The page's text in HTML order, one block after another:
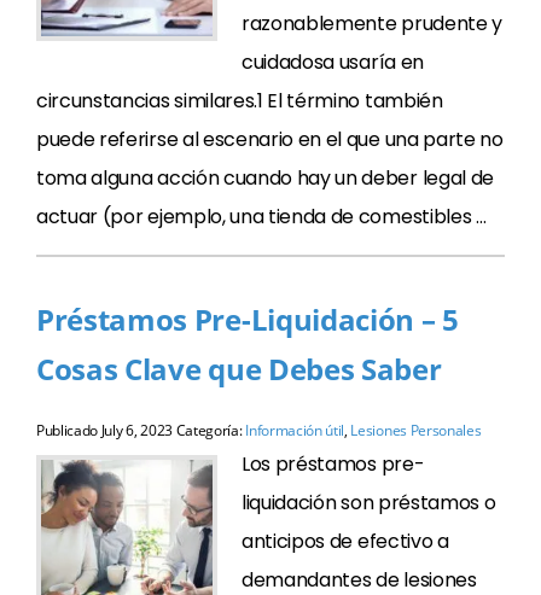
razonablemente prudente y
cuidadosa usaría en
circunstancias similares.1 El término también
puede referirse al escenario en el que una parte no
toma alguna acción cuando hay un deber legal de
actuar (por ejemplo, una tienda de comestibles …
Préstamos Pre-Liquidación – 5
Cosas Clave que Debes Saber
Publicado July 6, 2023Categoría:Información útil, Lesiones Personales
Los préstamos pre-
liquidación son préstamos o
anticipos de efectivo a
demandantes de lesiones